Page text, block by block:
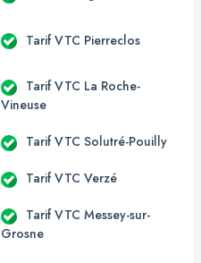
Tarif VTC Pierreclos
Tarif VTC La Roche-
Vineuse
Tarif VTC Solutré-Pouilly
Tarif VTC Verzé
Tarif VTC Messey-sur-
Grosne